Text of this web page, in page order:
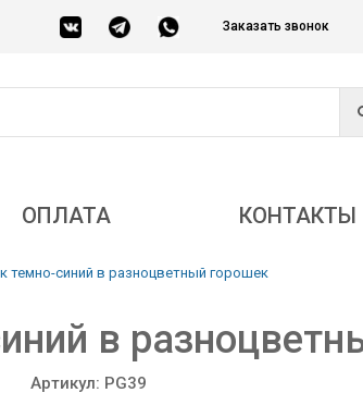
Заказать звонок
ОПЛАТА КОНТАКТЫ
темно-синий в разноцветный горошек
в
Артикул: PG39